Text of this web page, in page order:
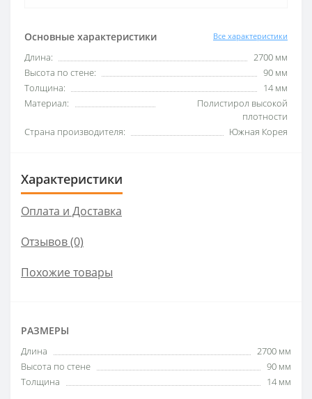
Основные характеристики Все характеристики
Длина:
2700 мм
Высота по стене:
90 мм
Толщина:
14 мм
Материал:
Полистирол высокой
плотности
Страна производителя:
Южная Корея
Характеристики
Оплата и Доставка
Отзывов (0)
Похожие товары
РАЗМЕРЫ
Длина
2700 мм
Высота по стене
90 мм
Толщина
14 мм